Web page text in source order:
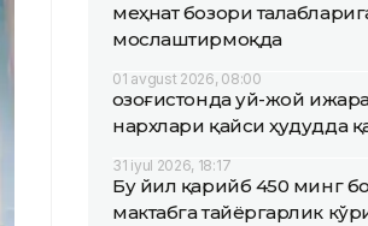
меҳнат бозори
мослаштирмоқда
01 avgust 2026, 08:00
Қозоғистонда уй-жой
нархлари қайси ҳудудда
31 iyul 2026, 18:17
Бу йил қарийб 450 минг
мактабга тайёргарлик